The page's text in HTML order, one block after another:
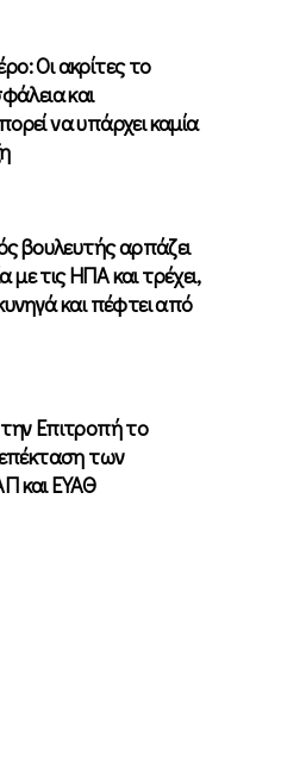
Οι ακρίτες το
και
να υπάρχει καμία
βουλευτής αρπάζει
τις ΗΠΑ και τρέχει,
και πέφτει από
Επιτροπή το
των
και ΕΥΑΘ